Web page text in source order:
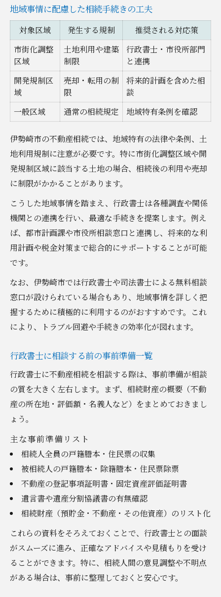
地域事情に配慮した相続手続きの工夫
対象区域 発生する規制
推奨される対応策
市街化調整
区域
土地利用や建築
制限
行政書士・市役所部門
と連携
開発規制区
域
売却・転用の制
限
将来的計画を含めた相
談
一般区域
通常の相続規定 地域特有条例を確認
伊勢崎市の不動産相続では、地域特有の法律や条例、土
地利用規制に注意が必要です。特に市街化調整区域や開
発規制区域に該当する土地の場合、相続後の利用や売却
に制限がかかることがあります。
こうした地域事情を踏まえ、行政書士は各種調査や関係
機関との連携を行い、最適な手続きを提案します。例え
ば、都市計画課や市役所相談窓口と連携し、将来的な利
用計画や税金対策まで総合的にサポートすることが可能
です。
なお、伊勢崎市では行政書士や司法書士による無料相談
窓口が設けられている場合もあり、地域事情を詳しく把
握するために積極的に利用するのがおすすめです。これ
により、トラブル回避や手続きの効率化が図れます。
行政書士に相談する前の事前準備一覧
行政書士に不動産相続を相談する際は、事前準備が相談
の質を大きく左右します。まず、相続財産の概要（不動
産の所在地・評価額・名義人など）をまとめておきまし
ょう。
主な事前準備リスト
相続人全員の戸籍謄本・住民票の収集
被相続人の戸籍謄本・除籍謄本・住民票除票
不動産の登記事項証明書・固定資産評価証明書
遺言書や遺産分割協議書の有無確認
相続財産（預貯金・不動産・その他資産）のリスト化
これらの資料をそろえておくことで、行政書士との面談
がスムーズに進み、正確なアドバイスや見積もりを受け
ることができます。特に、相続人間の意見調整や不明点
がある場合は、事前に整理しておくと安心です。